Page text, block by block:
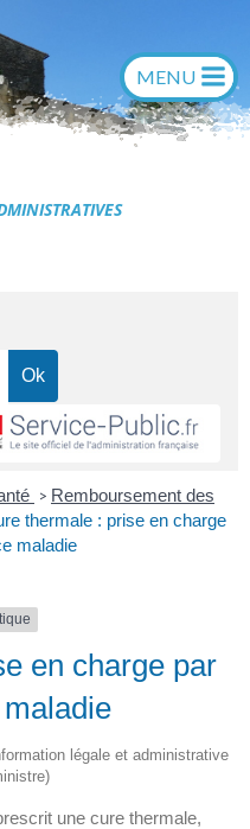
Générac
> Remboursement des
thermale : prise en charge
maladie
en charge par
légale et administrative
une cure thermale,